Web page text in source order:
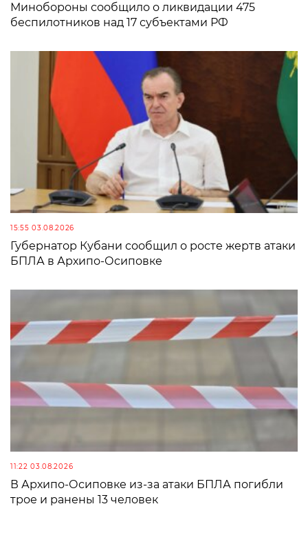
Минобороны сообщило о ликвидации 475
беспилотников над 17 субъектами РФ
15:55 03.08.2026
Губернатор Кубани сообщил о росте жертв атаки
БПЛА в Архипо-Осиповке
11:22 03.08.2026
В Архипо-Осиповке из-за атаки БПЛА погибли
трое и ранены 13 человек